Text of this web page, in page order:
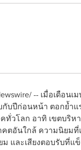
-- เมื่อเดือ
กับปีก่อนหน้า ตอกย้ำ
วโลก อาทิ เขตบริห
คตอันใกล้ ความนิย
ละเสียงตอบรับที่แข็